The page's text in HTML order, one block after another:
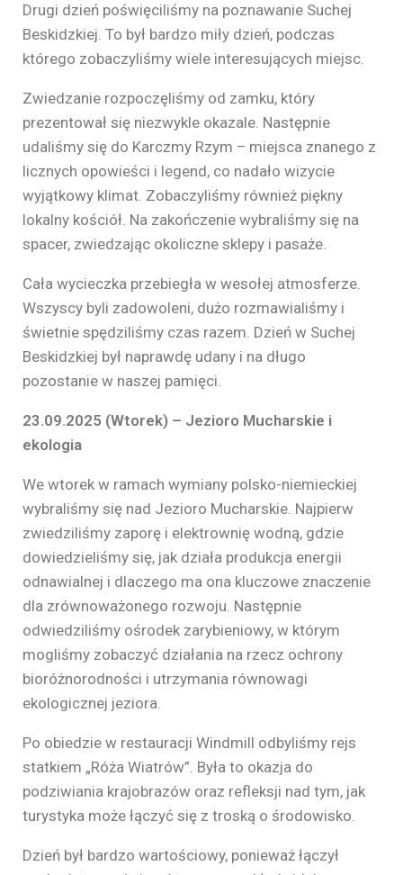
Drugi dzień poświęciliśmy na poznawanie Suchej
Beskidzkiej. To był bardzo miły dzień, podczas
którego zobaczyliśmy wiele interesujących miejsc.
Zwiedzanie rozpoczęliśmy od zamku, który
prezentował się niezwykle okazale. Następnie
udaliśmy się do Karczmy Rzym – miejsca znanego z
licznych opowieści i legend, co nadało wizycie
wyjątkowy klimat. Zobaczyliśmy również piękny
lokalny kościół. Na zakończenie wybraliśmy się na
spacer, zwiedzając okoliczne sklepy i pasaże.
Cała wycieczka przebiegła w wesołej atmosferze.
Wszyscy byli zadowoleni, dużo rozmawialiśmy i
świetnie spędziliśmy czas razem. Dzień w Suchej
Beskidzkiej był naprawdę udany i na długo
pozostanie w naszej pamięci.
23.09.2025 (Wtorek) – Jezioro Mucharskie i
ekologia
We wtorek w ramach wymiany polsko-niemieckiej
wybraliśmy się nad Jezioro Mucharskie. Najpierw
zwiedziliśmy zaporę i elektrownię wodną, gdzie
dowiedzieliśmy się, jak działa produkcja energii
odnawialnej i dlaczego ma ona kluczowe znaczenie
dla zrównoważonego rozwoju. Następnie
odwiedziliśmy ośrodek zarybieniowy, w którym
mogliśmy zobaczyć działania na rzecz ochrony
bioróżnorodności i utrzymania równowagi
ekologicznej jeziora.
Po obiedzie w restauracji Windmill odbyliśmy rejs
statkiem „Róża Wiatrów”. Była to okazja do
podziwiania krajobrazów oraz refleksji nad tym, jak
turystyka może łączyć się z troską o środowisko.
Dzień był bardzo wartościowy, ponieważ łączył